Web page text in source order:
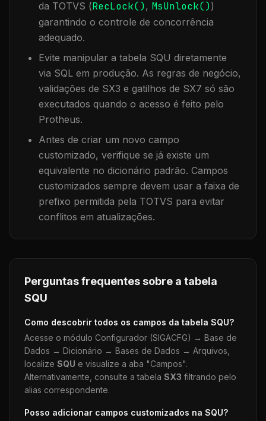
da TOTVS (RecLock(), MsUnlock())
garantindo o controle de concorrência
adequado.
Evite manipular a tabela SQU diretamente
via SQL em produção. As regras de negócio,
validações de SX3 e gatilhos de SX7 só são
executados quando o acesso é feito pelo
Protheus.
Antes de criar um novo campo
customizado, verifique se já existe um
equivalente no dicionário padrão. Campos
customizados sempre devem usar a faixa de
prefixo permitida pela TOTVS para evitar
conflitos em atualizações.
Perguntas frequentes sobre a tabela
SQU
Como descobrir todos os campos da tabela SQU?
Acesse o módulo Configurador (SIGACFG) → Base de
Dados → Dicionário → Bases de Dados → Arquivos,
localize SQU e visualize a aba "Campos".
Alternativamente, consulte a tabela SX3 filtrando pelo
alias correspondente.
Posso adicionar campos customizados na SQU?